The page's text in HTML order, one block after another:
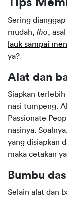
Tips
Sering
mudah, lho,
lauk sampai
ya?
Alat dan
Siapkan
nasi tumpeng.
Passionate
nasinya.
yang disiapkan
maka cetakan
Bumbu
Selain alat dan